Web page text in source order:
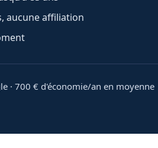
aucune affiliation
· 700 € d'économie/an en moyenne